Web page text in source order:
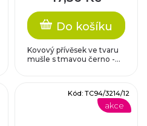
Do košíku
Kovový přívěsek ve tvaru
mušle s tmavou černo -...
akce
Kód: TC94/3214/12